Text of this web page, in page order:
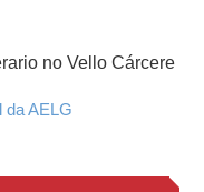
no Vello Cárcere
da AELG